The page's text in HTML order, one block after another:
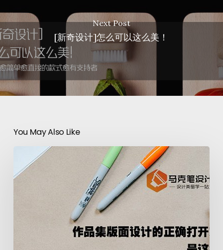
Next Post
[新奇设计]怎么可以这么美！
You May Also Like